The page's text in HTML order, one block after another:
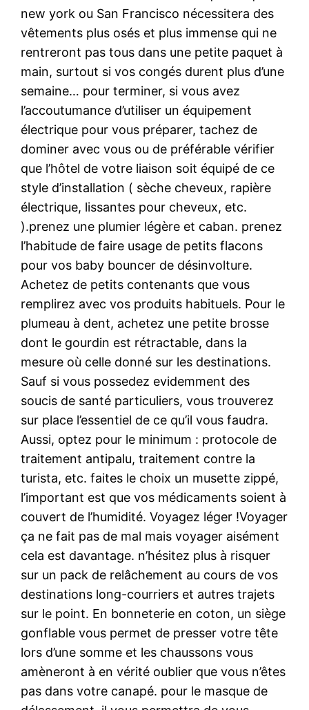
new york ou San Francisco nécessitera des
vêtements plus osés et plus immense qui ne
rentreront pas tous dans une petite paquet à
main, surtout si vos congés durent plus d’une
semaine… pour terminer, si vous avez
l’accoutumance d’utiliser un équipement
électrique pour vous préparer, tachez de
dominer avec vous ou de préférable vérifier
que l’hôtel de votre liaison soit équipé de ce
style d’installation ( sèche cheveux, rapière
électrique, lissantes pour cheveux, etc.
).prenez une plumier légère et caban. prenez
l’habitude de faire usage de petits flacons
pour vos baby bouncer de désinvolture.
Achetez de petits contenants que vous
remplirez avec vos produits habituels. Pour le
plumeau à dent, achetez une petite brosse
dont le gourdin est rétractable, dans la
mesure où celle donné sur les destinations.
Sauf si vous possedez evidemment des
soucis de santé particuliers, vous trouverez
sur place l’essentiel de ce qu’il vous faudra.
Aussi, optez pour le minimum : protocole de
traitement antipalu, traitement contre la
turista, etc. faites le choix un musette zippé,
l’important est que vos médicaments soient à
couvert de l’humidité. Voyagez léger !Voyager
ça ne fait pas de mal mais voyager aisément
cela est davantage. n’hésitez plus à risquer
sur un pack de relâchement au cours de vos
destinations long-courriers et autres trajets
sur le point. En bonneterie en coton, un siège
gonflable vous permet de presser votre tête
lors d’une somme et les chaussons vous
amèneront à en vérité oublier que vous n’êtes
pas dans votre canapé. pour le masque de